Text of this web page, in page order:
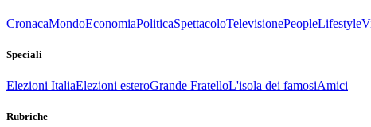
CronacaMondoEconomiaPoliticaSpettacoloTelevisionePeopleLifestyle
Speciali
Elezioni ItaliaElezioni esteroGrande FratelloL'isola dei famosiAmici
Rubriche